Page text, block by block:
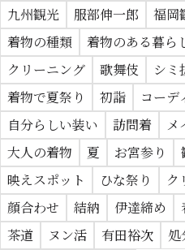
九州観光
服部伸一郎 福岡
着物の種類
着物のある暮ら
クリーニング
歌舞伎 シミ
着物で夏祭り
初詣 コーデ
自分らしい装い
訪問着 メ
大人の着物
夏 お宮参り
映えスポット
ひな祭り ク
顔合わせ
結納 伊達締め
茶道
ヌン活 有田裕次 処